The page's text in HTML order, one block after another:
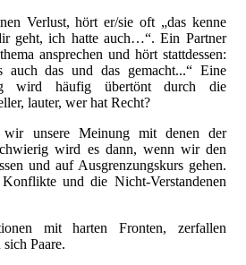
Verlust, hört er/sie oft „das kenne
geht, ich hatte auch…“. Ein Partner
ansprechen und hört stattdessen:
auch das und das gemacht...“ Eine
wird häufig übertönt durch die
lauter, wer hat Recht?
unsere Meinung mit denen der
wird es dann, wenn wir den
und auf Ausgrenzungskurs gehen.
und die Nicht-Verstandenen
mit harten Fronten, zerfallen
Paare.